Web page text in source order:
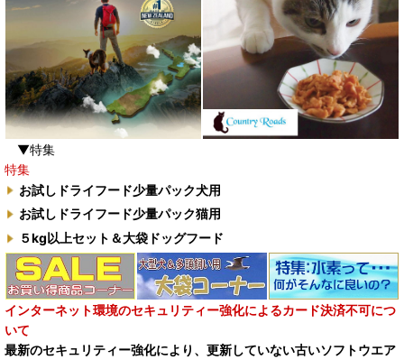
▼特集
特集
お試しドライフード少量パック犬用
お試しドライフード少量パック猫用
５kg以上セット＆大袋ドッグフード
インターネット環境のセキュリティー強化によるカード決済不可につ
いて
最新のセキュリティー強化により、更新していない古いソフトウエア